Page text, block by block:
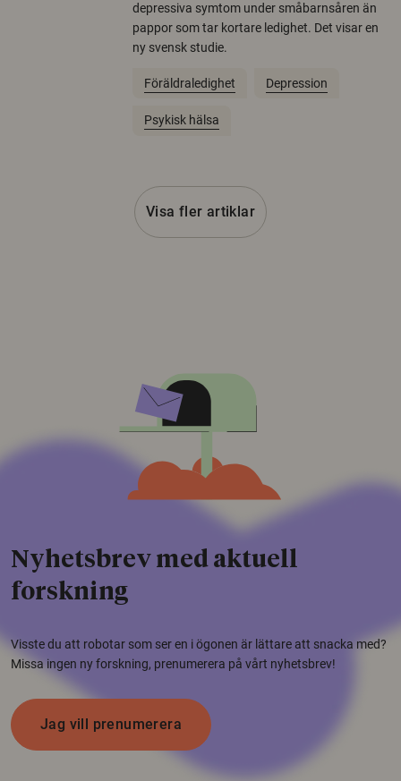
depressiva symtom under småbarnsåren än
pappor som tar kortare ledighet. Det visar en
ny svensk studie.
Föräldraledighet Depression
Psykisk hälsa
Visa fler artiklar
Nyhetsbrev med aktuell
forskning
Visste du att robotar som ser en i ögonen är lättare att snacka med?
Missa ingen ny forskning, prenumerera på vårt nyhetsbrev!
Jag vill prenumerera